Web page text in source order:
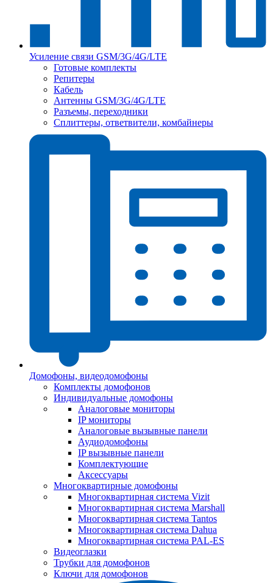
Усиление связи GSM/3G/4G/LTE
Готовые комплекты
Репитеры
Кабель
Антенны GSM/3G/4G/LTE
Разъемы, переходники
Сплиттеры, ответвители, комбайнеры
Домофоны, видеодомофоны
Комплекты домофонов
Индивидуальные домофоны
Аналоговые мониторы
IP мониторы
Аналоговые вызывные панели
Аудиодомофоны
IP вызывные панели
Комплектующие
Аксессуары
Многоквартирные домофоны
Многоквартирная система Vizit
Многоквартирная система Marshall
Многоквартирная система Tantos
Многоквартирная система Dahua
Многоквартирная система PAL-ES
Видеоглазки
Трубки для домофонов
Ключи для домофонов